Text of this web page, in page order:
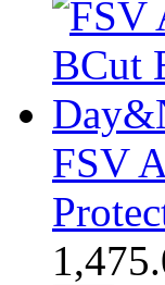
FSV